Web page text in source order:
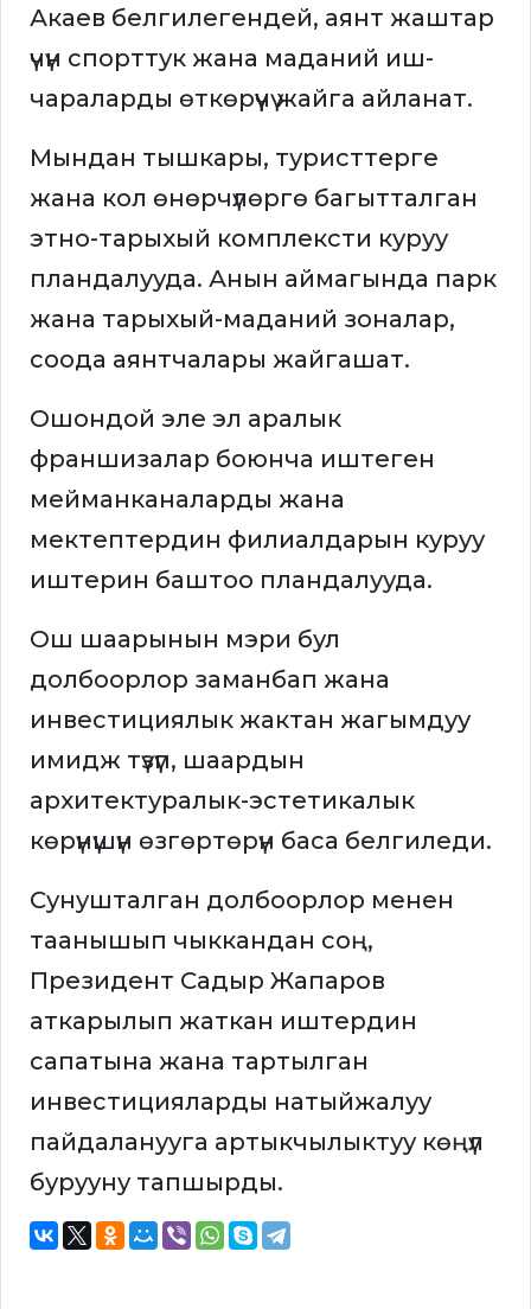
Акаев белгилегендей, аянт жаштар
үчүн спорттук жана маданий иш-
чараларды өткөрүүчү жайга айланат.
Мындан тышкары, туристтерге
жана кол өнөрчүлөргө багытталган
этно-тарыхый комплексти куруу
пландалууда. Анын аймагында парк
жана тарыхый-маданий зоналар,
соода аянтчалары жайгашат.
Ошондой эле эл аралык
франшизалар боюнча иштеген
мейманканаларды жана
мектептердин филиалдарын куруу
иштерин баштоо пландалууда.
Ош шаарынын мэри бул
долбоорлор заманбап жана
инвестициялык жактан жагымдуу
имидж түзүп, шаардын
архитектуралык-эстетикалык
көрүнүшүн өзгөртөрүн баса белгиледи.
Сунушталган долбоорлор менен
таанышып чыккандан соң,
Президент Садыр Жапаров
аткарылып жаткан иштердин
сапатына жана тартылган
инвестицияларды натыйжалуу
пайдаланууга артыкчылыктуу көңүл
бурууну тапшырды.